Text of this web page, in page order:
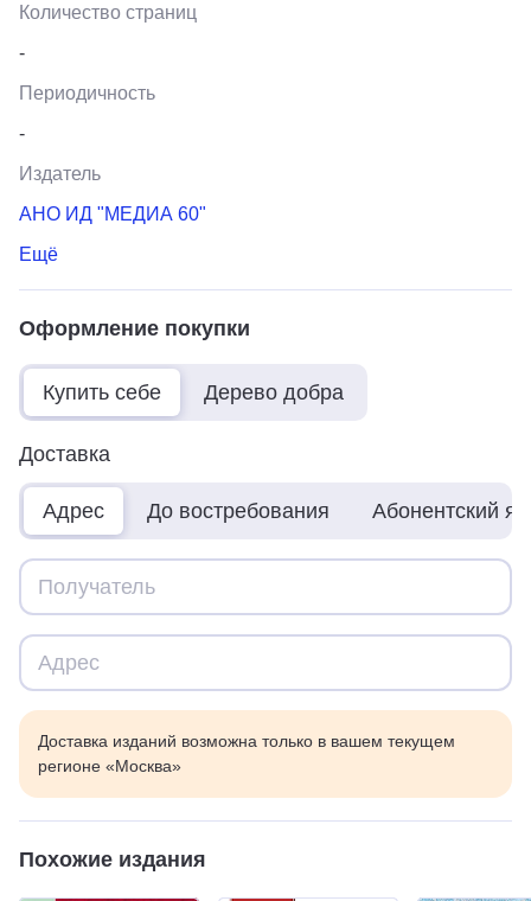
Количество страниц
-
Периодичность
-
Издатель
АНО ИД "МЕДИА 60"
Ещё
Оформление покупки
Купить себе Дерево добра
Доставка
Адрес До востребования Абонентский
Доставка изданий возможна только в вашем текущем
регионе «Москва»
Похожие издания